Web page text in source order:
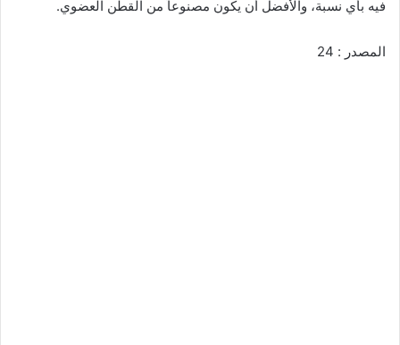
فيه بأي نسبة، والأفضل أن يكون مصنوعاً من القطن العضوي.
المصدر : 24